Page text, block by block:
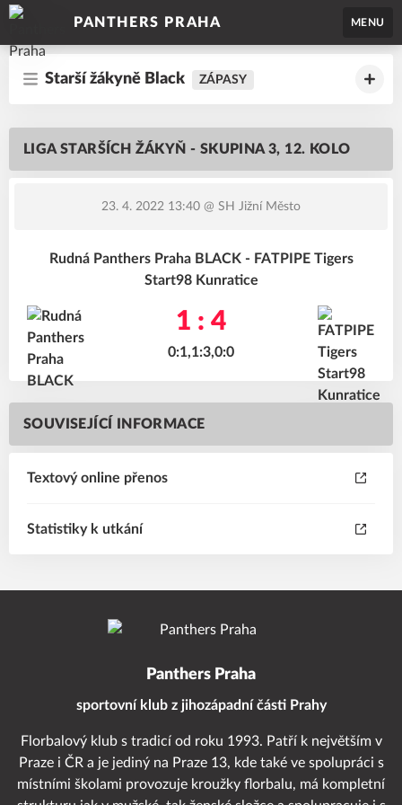
PANTHERS PRAHA MENU
Starší žákyně Black ZÁPASY
LIGA STARŠÍCH ŽÁKYŇ - SKUPINA 3, 12. KOLO
23. 4. 2022 13:40 @ SH Jižní Město
Rudná Panthers Praha BLACK - FATPIPE Tigers
Start98 Kunratice
1 : 4
0:1,1:3,0:0
SOUVISEJÍCÍ INFORMACE
Textový online přenos
Statistiky k utkání
Panthers Praha
sportovní klub z jihozápadní části Prahy
Florbalový klub s tradicí od roku 1993. Patří k největším v
Praze i ČR a je jediný na Praze 13, kde také ve spolupráci s
místními školami provozuje kroužky florbalu, má kompletní